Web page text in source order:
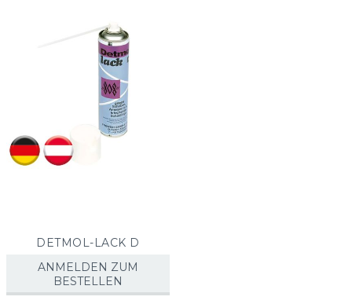
DETMOL-LACK D
ANMELDEN ZUM
BESTELLEN